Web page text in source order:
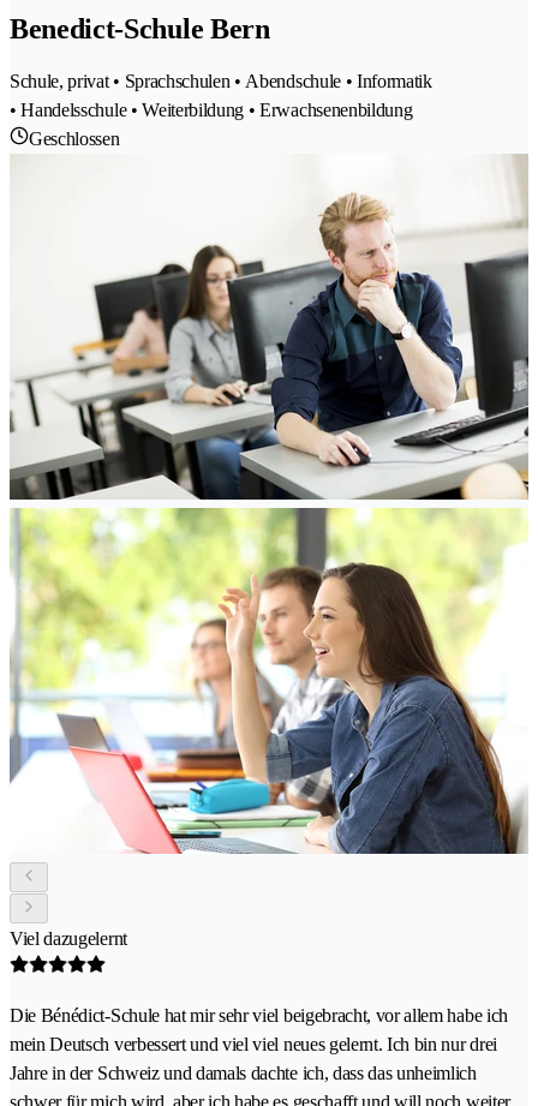
Benedict-Schule Bern
Schule, privat • Sprachschulen • Abendschule • Informatik
• Handelsschule • Weiterbildung • Erwachsenenbildung
Geschlossen
Viel dazugelernt
Die Bénédict-Schule hat mir sehr viel beigebracht, vor allem habe ich
mein Deutsch verbessert und viel viel neues gelernt. Ich bin nur drei
Jahre in der Schweiz und damals dachte ich, dass das unheimlich
schwer für mich wird, aber ich habe es geschafft und will noch weiter